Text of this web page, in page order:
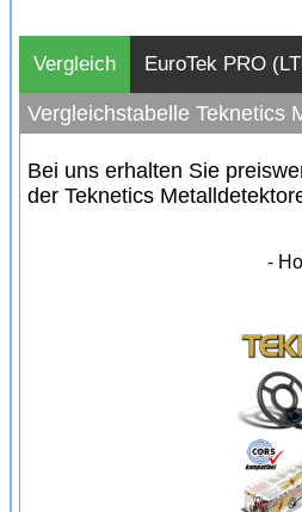
Vergleich EuroTek PRO
Vergleichstabelle Teknetics
Bei uns erhalten Sie
der Teknetics
-